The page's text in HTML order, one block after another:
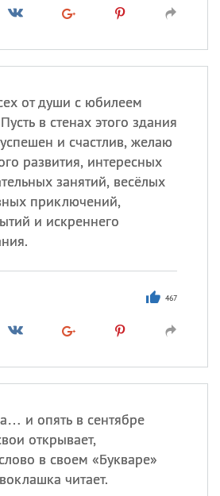
от души с юбилеем
в стенах этого здания
и счастлив, желаю
развития, интересных
занятий, весёлых
приключений,
и искреннего
467
и опять в сентябре
открывает,
в своем «Букваре»
читает.